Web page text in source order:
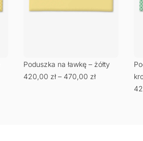
Poduszka na ławkę – żółty
420,00 zł – 470,00 zł